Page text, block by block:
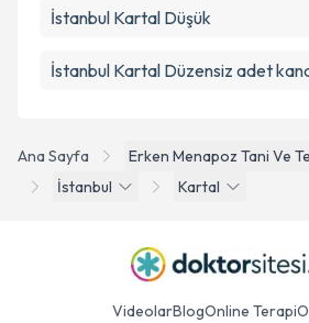
Ana Sayfa
Erken Menapoz Tani Ve
İstanbul
Kartal
İstanbul Kartal Düşük
İstanbul Kartal Düzensiz adet
VideolarBlogOnline Terapi